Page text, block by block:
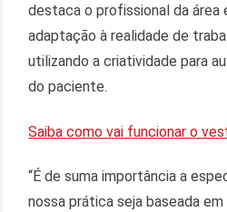
destaca o profissional da área
adaptação à realidade de
utilizando a criatividade para
do paciente.
Saiba como vai funcionar o
“É de suma importância a
nossa prática seja baseada